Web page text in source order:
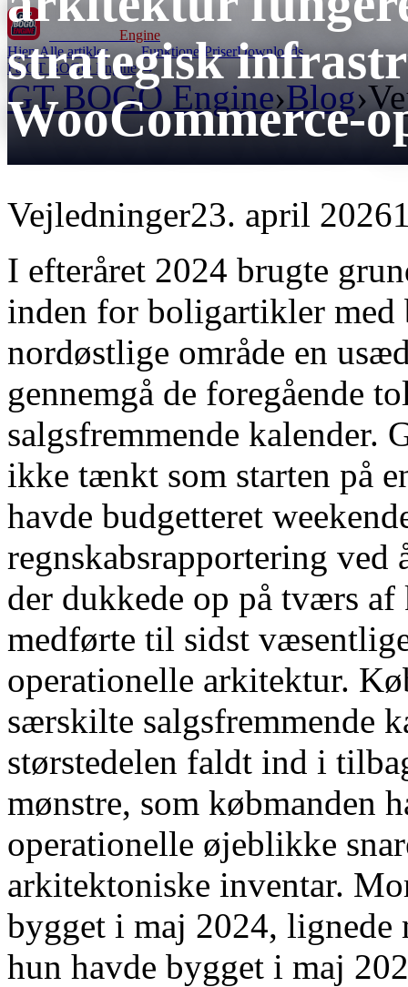
Engine
HjemAlle artikler Funktioner PriserDownloads
Få GT BOGO Engine →
GT BOGO Engine›Blog›
strategisk
WooCommerce-
Vejledninger23. april 2026
I efteråret 2024 brugte
inden for boligartikler med
nordøstlige område en
gennemgå de foregående
salgsfremmende kalender.
ikke tænkt som starten på
havde budgetteret
regnskabsrapportering ved
der dukkede op på tværs af
medførte til sidst
operationelle arkitektur.
særskilte salgsfremmende
størstedelen faldt ind i
mønstre, som købmanden
operationelle øjeblikke
arkitektoniske inventar.
bygget i maj 2024, lignede
hun havde bygget i maj